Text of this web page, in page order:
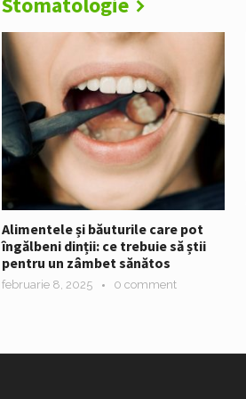
Alimentele și băuturile care pot
îngălbeni dinții: ce trebuie să știi
pentru un zâmbet sănătos
februarie 8, 2025 0 comment